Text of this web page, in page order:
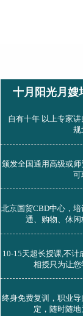
十月阳光月嫂
自有十年 以上专家
规
颁发全国通用高级或师
可
北京国贸CBD中心，培
通、购物、休闲
10-15天超长授课,不计
相授只为让
终身免费复训，职业
定，随时随